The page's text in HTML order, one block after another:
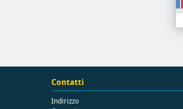
Contatti
Indirizzo